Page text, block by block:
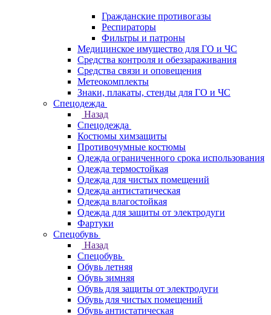
Гражданские противогазы
Респираторы
Фильтры и патроны
Медицинское имущество для ГО и ЧС
Средства контроля и обеззараживания
Средства связи и оповещения
Метеокомплекты
Знаки, плакаты, стенды для ГО и ЧС
Спецодежда
Назад
Спецодежда
Костюмы химзащиты
Противочумные костюмы
Одежда ограниченного срока использования
Одежда термостойкая
Одежда для чистых помещений
Одежда антистатическая
Одежда влагостойкая
Одежда для защиты от электродуги
Фартуки
Спецобувь
Назад
Спецобувь
Обувь летняя
Обувь зимняя
Обувь для защиты от электродуги
Обувь для чистых помещений
Обувь антистатическая